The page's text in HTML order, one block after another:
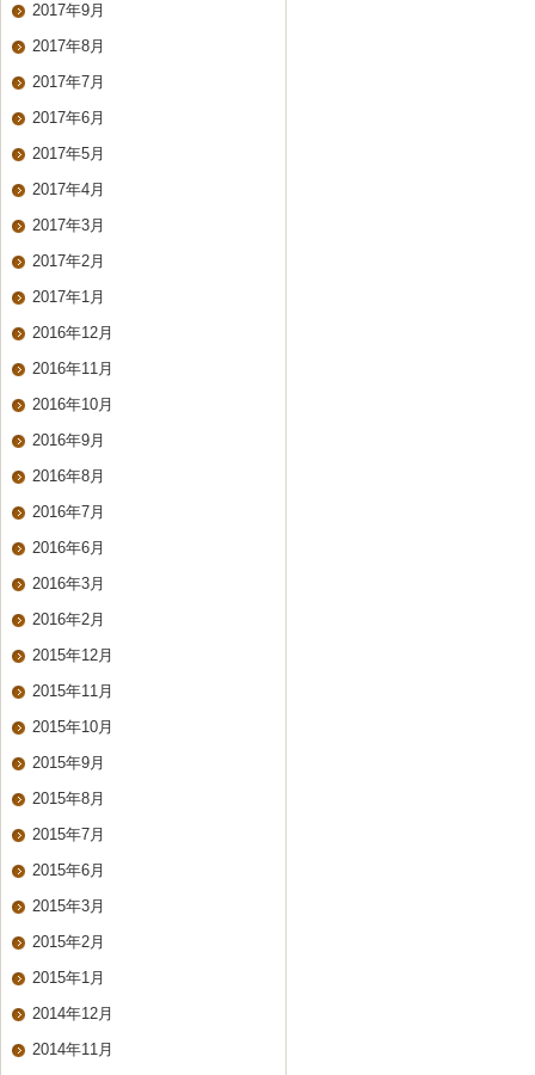
2017年9月
2017年8月
2017年7月
2017年6月
2017年5月
2017年4月
2017年3月
2017年2月
2017年1月
2016年12月
2016年11月
2016年10月
2016年9月
2016年8月
2016年7月
2016年6月
2016年3月
2016年2月
2015年12月
2015年11月
2015年10月
2015年9月
2015年8月
2015年7月
2015年6月
2015年3月
2015年2月
2015年1月
2014年12月
2014年11月